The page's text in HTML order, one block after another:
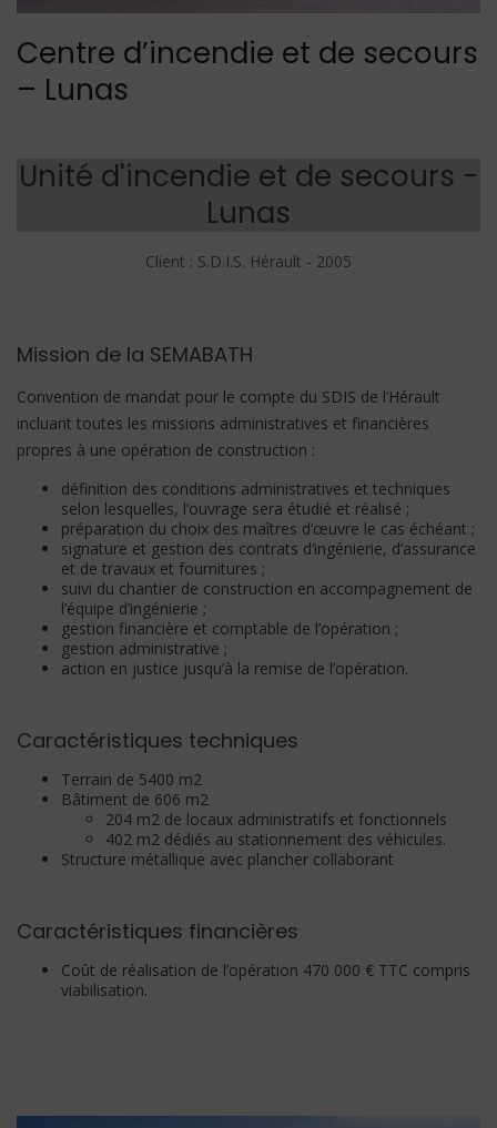
Centre d’incendie et de secours
– Lunas
Unité d'incendie et de secours -
Lunas
Client : S.D.I.S. Hérault - 2005
Mission de la SEMABATH
Convention de mandat pour le compte du SDIS de l’Hérault
incluant toutes les missions administratives et financières
propres à une opération de construction :
définition des conditions administratives et techniques
selon lesquelles, l’ouvrage sera étudié et réalisé ;
préparation du choix des maîtres d’œuvre le cas échéant ;
signature et gestion des contrats d’ingénierie, d’assurance
et de travaux et fournitures ;
suivi du chantier de construction en accompagnement de
l’équipe d’ingénierie ;
gestion financière et comptable de l’opération ;
gestion administrative ;
action en justice jusqu’à la remise de l’opération.
Caractéristiques techniques
Terrain de 5400 m2
Bâtiment de 606 m2
204 m2 de locaux administratifs et fonctionnels
402 m2 dédiés au stationnement des véhicules.
Structure métallique avec plancher collaborant
Caractéristiques financières
Coût de réalisation de l’opération 470 000 € TTC compris
viabilisation.